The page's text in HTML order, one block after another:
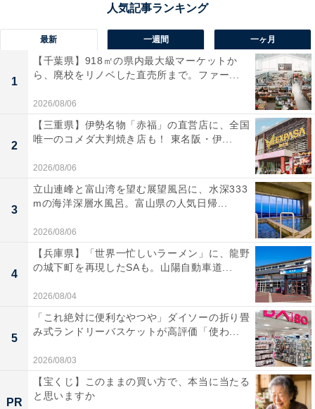
玉森裕太さんに関する商品をAmazonで見る
1位：中島健人（『コンビニ兄弟 テンダネス門司
港こがね村店』）／76票
最新 一週間 一ヶ月
1
【千葉県】918㎡の県内最大級マーケットか
ら、廃校をリノベした直売所まで。ファー...
2026/08/06
2
【三重県】伊勢名物「赤福」の直営店に、全国
唯一のコメダ大判焼き店も！ 東名阪・伊...
2026/08/06
3
立山連峰と富山湾を望む展望風呂に、水深333
mの海洋深層水風呂。富山県の人気日帰...
2026/08/06
4
【兵庫県】「世界一忙しいラーメン」に、龍野
の城下町を再現したSAも。山陽自動車道...
2026/08/04
5
「これ絶対に便利なやつや」ダイソーの折り畳
み式ランドリーバスケットが高評価「使わ...
2026/08/03
PR
【宝くじ】このままの買い方で、本当に当たる
と思いますか